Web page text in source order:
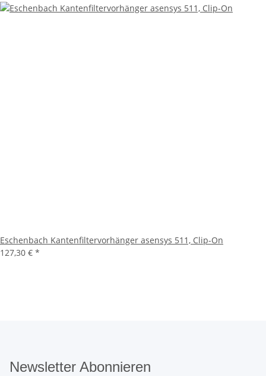
Eschenbach Kantenfiltervorhänger asensys 511, Clip-On
127,30 € *
Newsletter Abonnieren